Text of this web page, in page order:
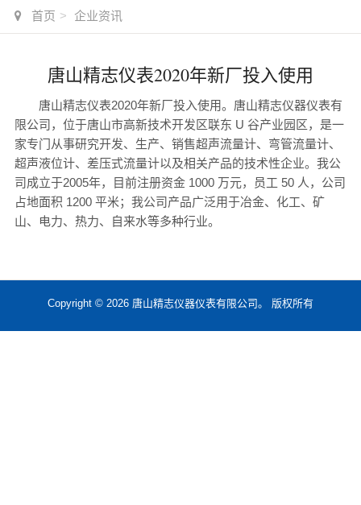
首页 企业资讯
唐山精志仪表2020年新厂投入使用
唐山精志仪表2020年新厂投入使用。唐山精志仪器仪表有
限公司，位于唐山市高新技术开发区联东 U 谷产业园区，是一
家专门从事研究开发、生产、销售超声流量计、弯管流量计、
超声液位计、差压式流量计以及相关产品的技术性企业。我公
司成立于2005年，目前注册资金 1000 万元，员工 50 人，公司
占地面积 1200 平米；我公司产品广泛用于冶金、化工、矿
山、电力、热力、自来水等多种行业。
Copyright © 2026 唐山精志仪器仪表有限公司。 版权所有